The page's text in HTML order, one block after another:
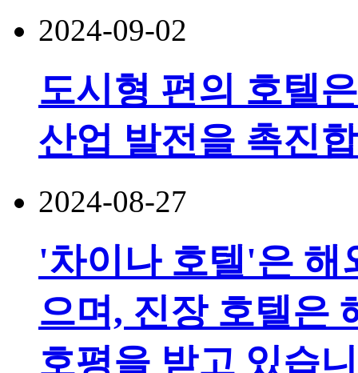
2024-09-02
도시형 편의 호텔
산업 발전을 촉진
2024-08-27
'차이나 호텔'은 해
으며, 진장 호텔은
호평을 받고 있습